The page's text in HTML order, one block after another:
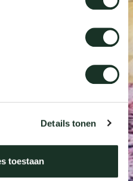
Details tonen
toestaan